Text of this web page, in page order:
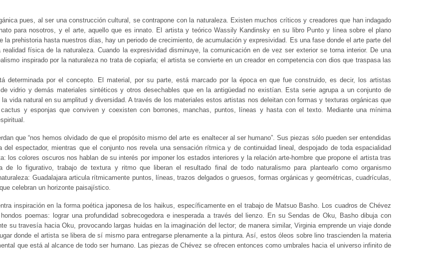
pues, al ser una construcción cultural, se contrapone con la naturaleza. Existen muchos críticos y creadores que han indagado
para nosotros, y el arte, aquello que es innato. El artista y teórico Wassily Kandinsky en su libro Punto y línea sobre el plano
prehistoria hasta nuestros días, hay un periodo de crecimiento, de acumulación y expresividad. Es una fase donde el arte parte del
física de la naturaleza. Cuando la expresividad disminuye, la comunicación en de vez ser exterior se torna interior. De una
inspirado por la naturaleza no trata de copiarla; el artista se convierte en un creador en competencia con dios que traspasa las
determinada por el concepto. El material, por su parte, está marcado por la época en que fue construido, es decir, los artistas
vidrio y demás materiales sintéticos y otros desechables que en la antigüedad no existían. Esta serie agrupa a un conjunto de
vida natural en su amplitud y diversidad. A través de los materiales estos artistas nos deleitan con formas y texturas orgánicas que
y esponjas que conviven y coexisten con borrones, manchas, puntos, líneas y hasta con el texto. Mediante una mínima
que “nos hemos olvidado de que el propósito mismo del arte es enaltecer al ser humano”. Sus piezas sólo pueden ser entendidas
espectador, mientras que el conjunto nos revela una sensación rítmica y de continuidad lineal, despojado de toda espacialidad
los colores oscuros nos hablan de su interés por imponer los estados interiores y la relación arte-hombre que propone el artista tras
de lo figurativo, trabajo de textura y ritmo que liberan el resultado final de todo naturalismo para plantearlo como organismo
Guadalajara articula rítmicamente puntos, líneas, trazos delgados o gruesos, formas orgánicas y geométricas, cuadrículas,
celebran un horizonte paisajístico.
inspiración en la forma poética japonesa de los haikus, específicamente en el trabajo de Matsuo Basho. Los cuadros de Chévez
poemas: lograr una profundidad sobrecogedora e inesperada a través del lienzo. En su Sendas de Oku, Basho dibuja con
su travesía hacia Oku, provocando largas huidas en la imaginación del lector; de manera similar, Virginia emprende un viaje donde
donde el artista se libera de sí mismo para entregarse plenamente a la pintura. Así, estos óleos sobre lino trascienden la materia
que está al alcance de todo ser humano. Las piezas de Chévez se ofrecen entonces como umbrales hacia el universo infinito de